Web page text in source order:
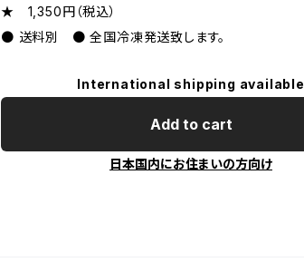
★ 1,350円（税込）
● 送料別 ● 全国冷凍発送致します。
International shipping available
Add to cart
日本国内にお住まいの方向け